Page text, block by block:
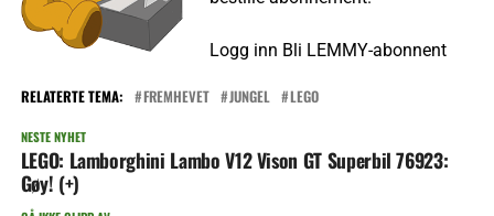
Logg inn Bli LEMMY-abonnent
RELATERTE TEMA: FREMHEVET JUNGEL LEGO
NESTE NYHET
LEGO: Lamborghini Lambo V12 Vison GT Superbil 76923:
Gøy! (+)